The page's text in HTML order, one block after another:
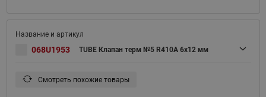
068U1953 TUBE Клапан терм №5 R410A 6х12 мм
Смотреть похожие товары